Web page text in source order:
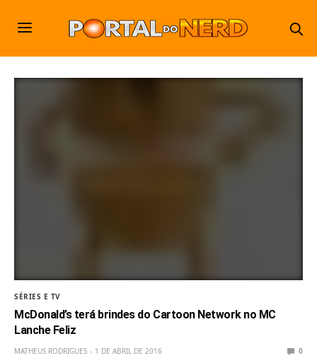
SÉRIES E TV
McDonald’s terá brindes do Cartoon Network no MC
Lanche Feliz
MATHEUS RODRIGUES 1 DE ABRIL DE 2016 0